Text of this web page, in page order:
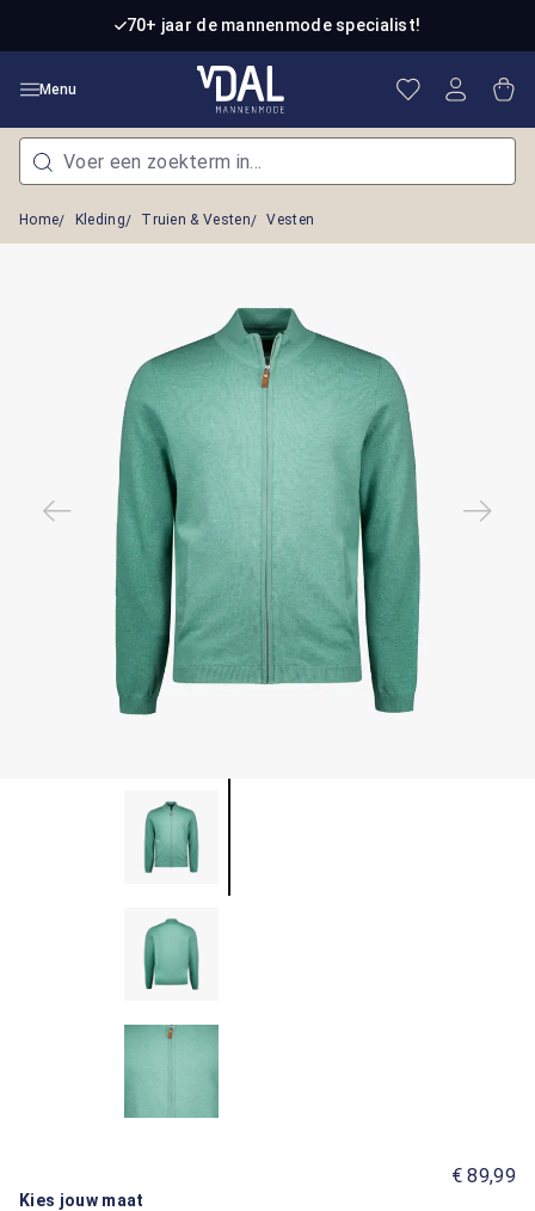
Ga naar de hoofdinhoud70+ jaar de mannenmode specialist!
Menu Je hebt 0
Home Kleding Truien & Vesten Vesten
€ 89,99
Kies jouw maat